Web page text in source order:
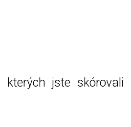
kterých jste skórovali